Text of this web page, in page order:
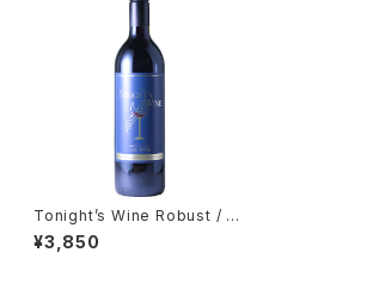
Tonight’s Wine Robust / ト
ゥナイトワイン ロブスト
¥3,850